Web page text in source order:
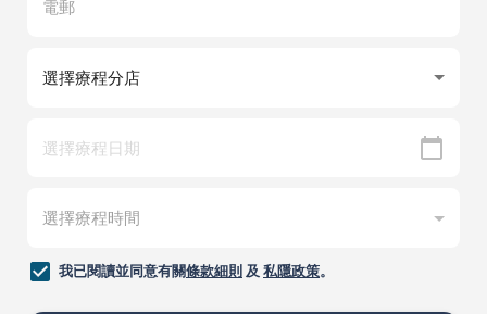
我已閱讀並同意有關條款細則及 私隱政策。